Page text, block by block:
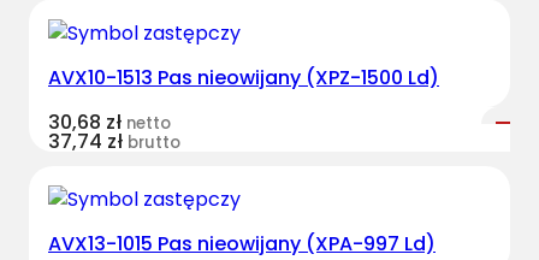
AVX10-1513 Pas nieowijany (XPZ-1500 Ld)
30,68 zł netto
37,74 zł brutto
AVX13-1015 Pas nieowijany (XPA-997 Ld)